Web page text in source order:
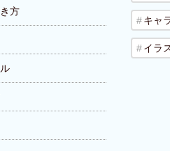
方
キャ
イラ